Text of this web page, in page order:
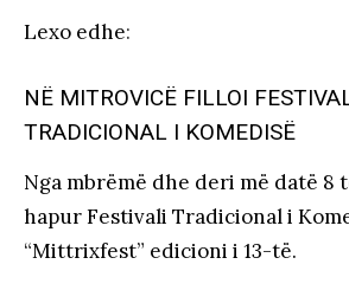
Lexo edhe:
NË MITROVICË FILLOI
TRADICIONAL I KOMEDISË
Nga mbrëmë dhe deri më datë 8
hapur Festivali Tradicional i
“Mittrixfest” edicioni i 13-të.